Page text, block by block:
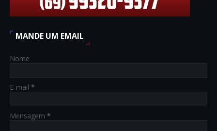
MANDE UM EMAIL
Nome
E-mail *
Mensagem *